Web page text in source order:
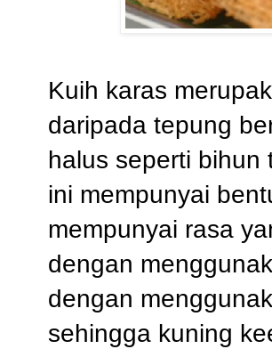
Kuih karas
daripada tepung
halus seperti
ini mempunyai
mempunyai rasa
dengan
dengan
sehingga kuning